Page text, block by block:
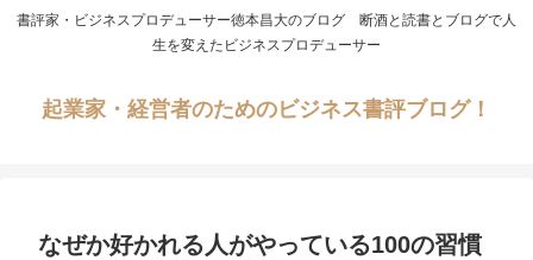
書評家・ビジネスプロデューサー徳本昌大のブログ 断酒と読書とブログで人
生を変えたビジネスプロデューサー
起業家・経営者のためのビジネス書評ブログ！
なぜか好かれる人がやっている100の習慣